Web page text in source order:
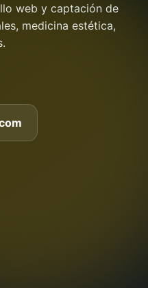
web y captación de
medicina estética,